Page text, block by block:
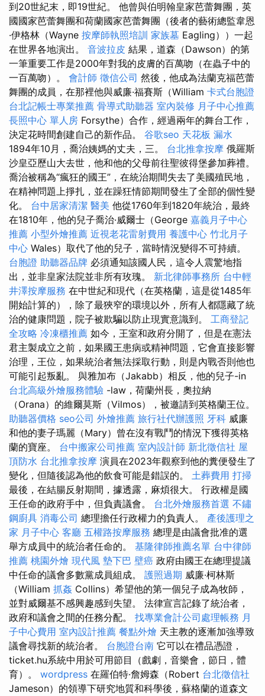
到20世紀末，即19世紀。 他曾與伯明翰皇家芭蕾舞團，英
國國家芭蕾舞團和荷蘭國家芭蕾舞團（後者的藝術總監韋恩
·伊格林（Wayne 按摩師執照培訓 家族墓 Eagling））一起
在世界各地演出。 音波拉皮 結果，道森（Dawson）的第
一筆重要工作是2000年對我的皮膚的百萬吻（在蟲子中的
一百萬吻）。 會計師 徵信公司 然後，他成為法蘭克福芭蕾
舞團的成員，在那裡他與威廉·福賽斯（William 卡式台胞證
台北記帳士專業推薦 骨導式助聽器 室內裝修 月子中心推薦
長照中心 單人房 Forsythe）合作，經過兩年的舞台工作，
決定花時間創建自己的新作品。 谷歌seo 天花板 漏水
1894年10月，喬治姨媽的丈夫，三。 台北推拿按摩 俄羅斯
沙皇亞歷山大去世，他和他的父母前往聖彼得堡參加葬禮。
喬治被稱為“瘋狂的國王”，在統治期間失去了美國殖民地，
在精神問題上掙扎，並在躁狂情節期間發生了全部的個性變
化。 台中居家清潔 醫美 他從1760年到1820年統治，最終
在1810年，他的兒子喬治·威爾士（George 嘉義月子中心
推薦 小型外燴推薦 近視老花雷射費用 養護中心 竹北月子
中心 Wales）取代了他的兒子，當時情況變得不可持續。
台胞證 助聽器品牌 必須通知該國人民，這令人震驚地指
出，並非皇家法院並非所有玫瑰。 新北律師事務所 台中輕
井澤按摩服務 在中世紀和現代（在英格蘭，這是從1485年
開始計算的），除了最狹窄的環境以外，所有人都隱藏了統
治的健康問題，院子被欺騙以防止現實意識到。 工商登記
全攻略 冷凍櫃推薦 如今，王室和政府分開了，但是在憲法
君主製成立之前，如果國王患病或精神問題，它會直接影響
治理，王位，如果統治者無法採取行動，則是內戰否則他也
可能引起叛亂。 與雅加布（Jakabb）相反，他的兒子-in
台北高級外燴服務體驗 -law，荷蘭州長，奧拉納
（Orana）的維爾莫斯（Vilmos），被邀請到英格蘭王位。
助聽器價格 seo公司 外燴推薦 旅行社代辦護照 牙科 威廉
和他的妻子瑪麗（Mary）曾在沒有戰鬥的情況下獲得英格
蘭的寶座。 台中搬家公司推薦 室內設計師 新北徵信社 屋
頂防水 台北推拿按摩 演員在2023年觀察到他的糞便發生了
變化，但隨後認為他的飲食可能是錯誤的。 土葬費用 打掃
最後，在結腸反射期間，據透露，麻煩很大。 行政權是國
王任命的政府手中，但負責議會。 台北外燴服務首選 不鏽
鋼廚具 消毒公司 總理擔任行政權力的負責人。 產後護理之
家 月子中心 客廳 五權路按摩服務 總理是由議會批准的選
舉方成員中的統治者任命的。 基隆律師推薦名單 台中律師
推薦 桃園外燴 現代風 墊下巴 壁癌 政府由國王在總理提議
中任命的議會多數黨成員組成。 護照過期 威廉·柯林斯
（William 抓姦 Collins）希望他的第一個兒子成為牧師，
並對威爾基不感興趣感到失望。 法律宣言記錄了統治者，
政府和議會之間的任務分配。 找專業會計公司處理帳務 月
子中心費用 室內設計推薦 餐點外燴 天主教的逐漸加強導致
議會尋找新的統治者。 台胞證台南 它可以在禮品憑證，
ticket.hu系統中用於可用節目（戲劇，音樂會，節日，體
育）。 wordpress 在羅伯特·詹姆森（Robert 台北徵信社
Jameson）的領導下研究地質和科學後，蘇格蘭的道森文